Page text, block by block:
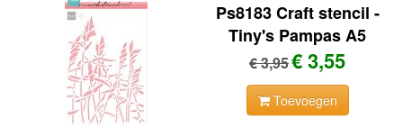
Ps8183 Craft stencil -
Tiny's Pampas A5
€ 3,95€ 3,55
Toevoegen